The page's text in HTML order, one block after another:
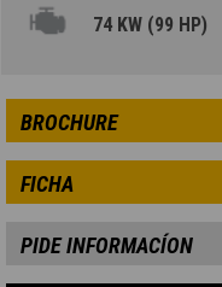
74 KW (99 HP)
BROCHURE
FICHA
PIDE INFORMACÍON